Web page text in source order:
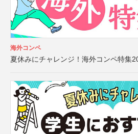
海外コンペ
夏休みにチャレンジ！海外コンペ特集